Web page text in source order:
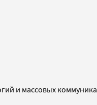
и массовых